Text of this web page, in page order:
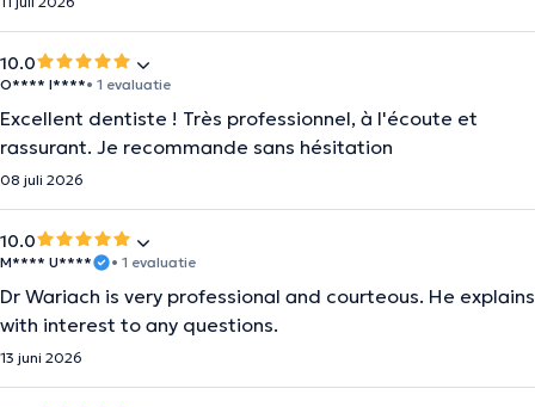
10.0
O**** I****• 1 evaluatie
Excellent dentiste ! Très professionnel, à l'écoute et
rassurant. Je recommande sans hésitation
08 juli 2026
10.0
M**** U**** • 1 evaluatie
Dr Wariach is very professional and courteous. He explains
with interest to any questions.
13 juni 2026